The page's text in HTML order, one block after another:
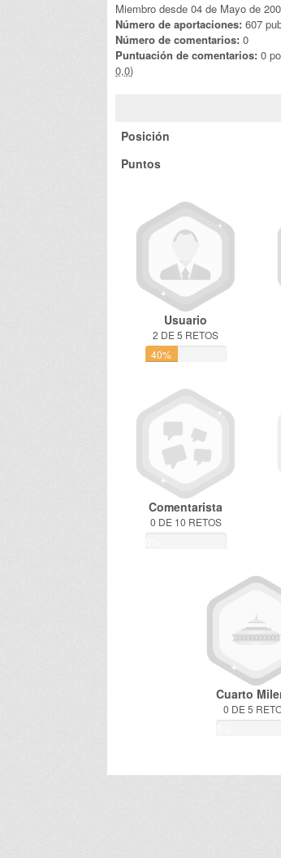
Miembro desde 04 de Mayo de
Número de aportaciones: 607
Número de comentarios: 0
Puntuación de comentarios: 0
0,0)
Posición
Puntos
Usuario
2 DE 5 RETOS
40%
Comentarista
0 DE 10 RETOS
Cuarto
0 DE 5